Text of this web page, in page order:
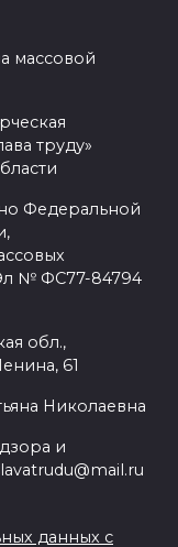
массовой
труду»
Федеральной
№ ФС77-84794
обл.,
61
Николаевна
и
данных с